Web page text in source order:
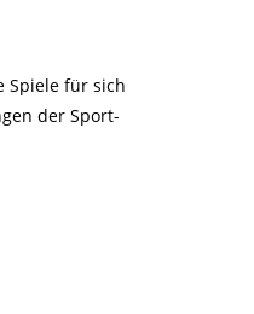
Spiele für sich
der Sport-